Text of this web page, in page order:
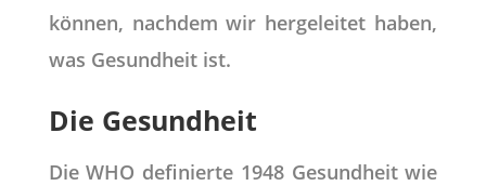
können, nachdem wir hergeleitet haben,
was Gesundheit ist.
Die Gesundheit
Die WHO definierte 1948 Gesundheit wie